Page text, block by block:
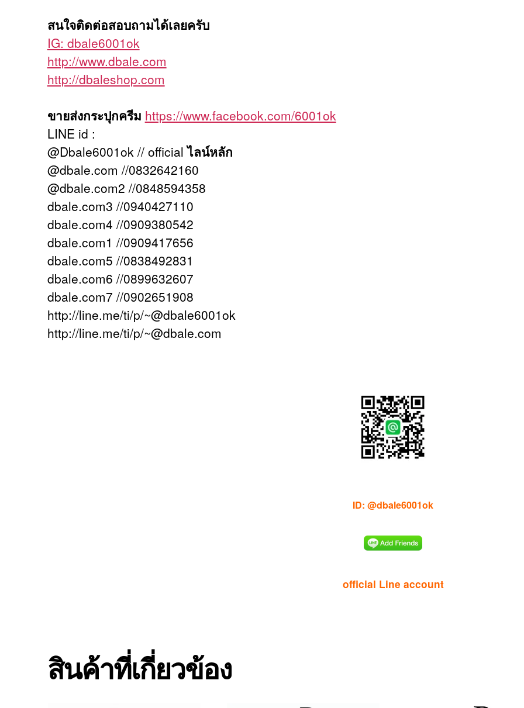
สนใจติดต่อสอบถามได้เลยครับ
IG: dbale6001ok
http://www.dbale.com
http://dbaleshop.com
ขายส่งกระปุกครีม https://www.facebook.com/6001ok
LINE id :
@Dbale6001ok // officialไลน์หลัก
@dbale.com //0832642160
@dbale.com2 //0848594358
dbale.com3 //0940427110
dbale.com4 //0909380542
dbale.com1 //0909417656
dbale.com5 //0838492831
dbale.com6 //0899632607
dbale.com7 //0902651908
http://line.me/ti/p/~@dbale6001ok
http://line.me/ti/p/~@dbale.com
ID: @dbale6001ok
official Line account
สินค้าที่เกี่ยวข้อง